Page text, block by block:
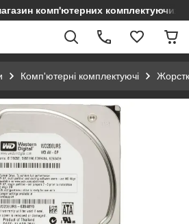
комп'ютерних комплектуючих
Комп'ютерні комплектуючі